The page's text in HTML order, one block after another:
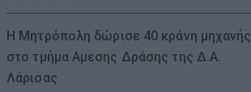
Η Μητρόπολη δώρισε 40 κράνη μηχανής
στο τμήμα Αμεσης Δράσης της Δ.Α.
Λάρισας